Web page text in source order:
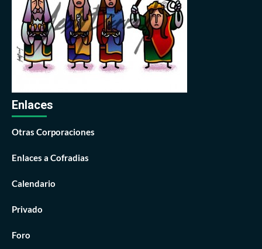
Enlaces
Otras Corporaciones
Enlaces a Cofradias
Calendario
Privado
Foro